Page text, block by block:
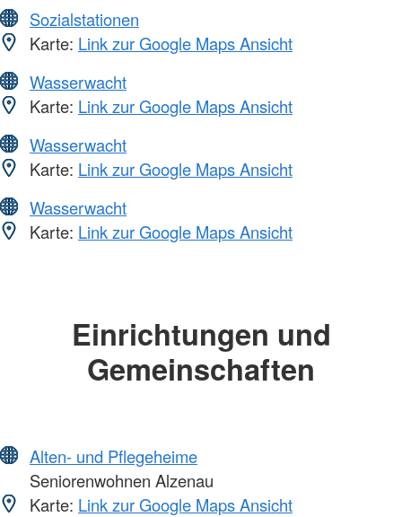
Sozialstationen
Karte: Link zur Google Maps Ansicht
Wasserwacht
Karte: Link zur Google Maps Ansicht
Wasserwacht
Karte: Link zur Google Maps Ansicht
Wasserwacht
Karte: Link zur Google Maps Ansicht
Einrichtungen und
Gemeinschaften
Alten- und Pflegeheime
Seniorenwohnen Alzenau
Karte: Link zur Google Maps Ansicht